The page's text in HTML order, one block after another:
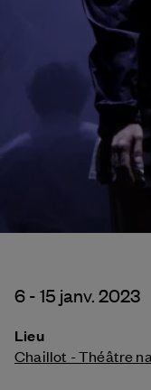
6 - 15 janv. 2023
Lieu
Chaillot - Théâtre